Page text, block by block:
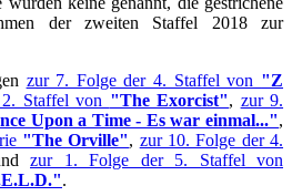
der zweiten Staffel 2018 zur
zur 7. Folge der 4. Staffel von "Z
Staffel von "The Exorcist", zur 9.
Upon a Time - Es war einmal...",
"The Orville", zur 10. Folge der 4.
zur 1. Folge der 5. Staffel von
.